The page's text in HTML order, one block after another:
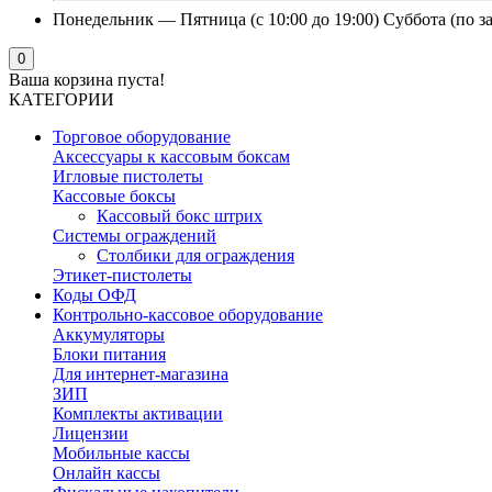
Понедельник — Пятница (с 10:00 до 19:00) Суббота (по
0
Ваша корзина пуста!
КАТЕГОРИИ
Торговое оборудование
Аксессуары к кассовым боксам
Игловые пистолеты
Кассовые боксы
Кассовый бокс штрих
Системы ограждений
Столбики для ограждения
Этикет-пистолеты
Коды ОФД
Контрольно-кассовое оборудование
Аккумуляторы
Блоки питания
Для интернет-магазина
ЗИП
Комплекты активации
Лицензии
Мобильные кассы
Онлайн кассы